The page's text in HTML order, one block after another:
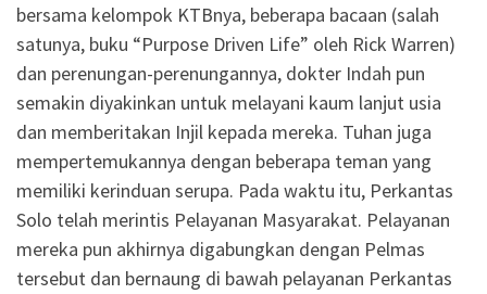
bersama kelompok KTBnya, beberapa bacaan (salah
satunya, buku “Purpose Driven Life” oleh Rick Warren)
dan perenungan-perenungannya, dokter Indah pun
semakin diyakinkan untuk melayani kaum lanjut usia
dan memberitakan Injil kepada mereka. Tuhan juga
mempertemukannya dengan beberapa teman yang
memiliki kerinduan serupa. Pada waktu itu, Perkantas
Solo telah merintis Pelayanan Masyarakat. Pelayanan
mereka pun akhirnya digabungkan dengan Pelmas
tersebut dan bernaung di bawah pelayanan Perkantas